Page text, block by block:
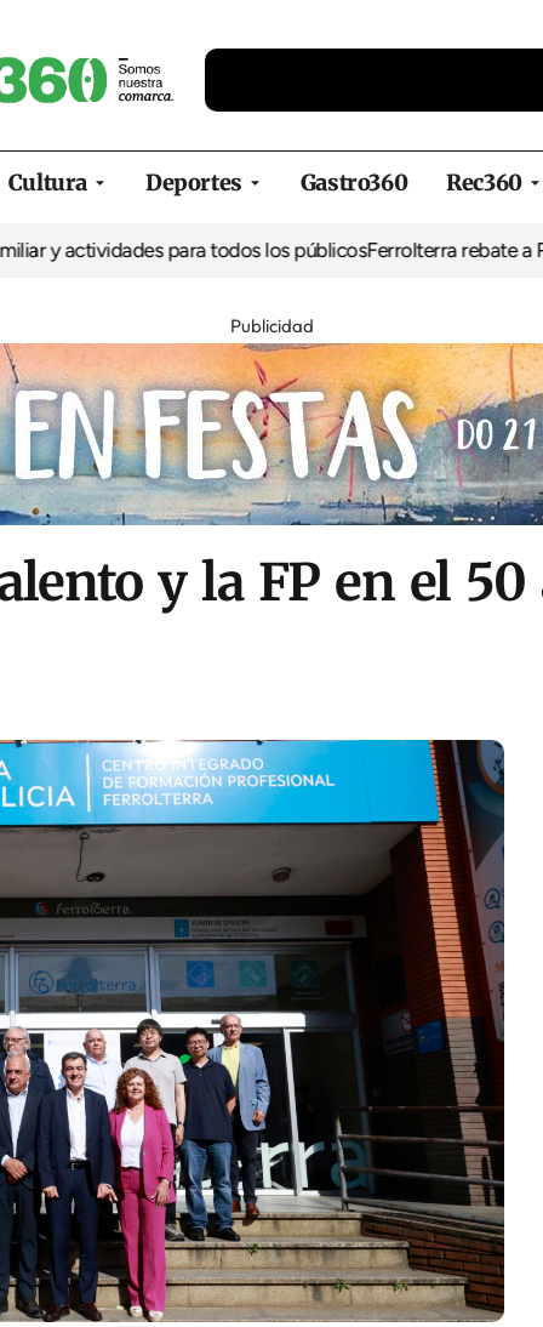
Cultura Deportes Gastro360 Rec360
para todos los públicosFerrolterra rebate a Renfe y
Publicidad
y la FP en el